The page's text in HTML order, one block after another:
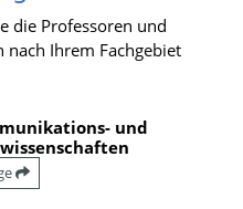
die Professoren und
nach Ihrem Fachgebiet
und